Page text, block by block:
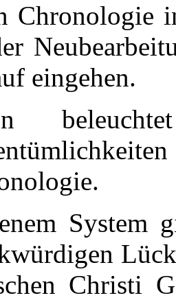
Chronologie
eingehen.
System
Christi